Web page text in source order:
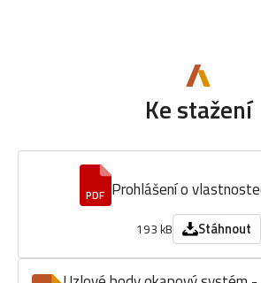
Ke stažení
PDF Prohlášení o
193 kB Stáhnout